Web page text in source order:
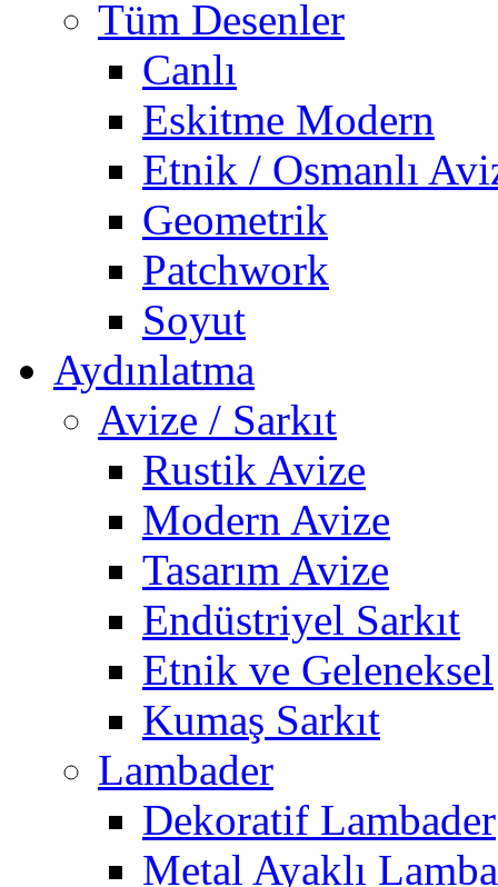
Tüm Desenler
Canlı
Eskitme Modern
Etnik / Osmanlı
Geometrik
Patchwork
Soyut
Aydınlatma
Avize / Sarkıt
Rustik Avize
Modern Avize
Tasarım Avize
Endüstriyel Sarkıt
Etnik ve Geleneksel
Kumaş Sarkıt
Lambader
Dekoratif Lambader
Metal Ayaklı